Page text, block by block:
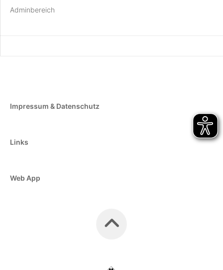
Adminbereich
Impressum & Datenschutz
Links
Web App